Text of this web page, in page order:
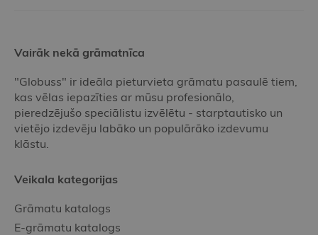
Vairāk nekā grāmatnīca
"Globuss" ir ideāla pieturvieta grāmatu pasaulē tiem,
kas vēlas iepazīties ar mūsu profesionālo,
pieredzējušo speciālistu izvēlētu - starptautisko un
vietējo izdevēju labāko un populārāko izdevumu
klāstu.
Veikala kategorijas
Grāmatu katalogs
E-grāmatu katalogs